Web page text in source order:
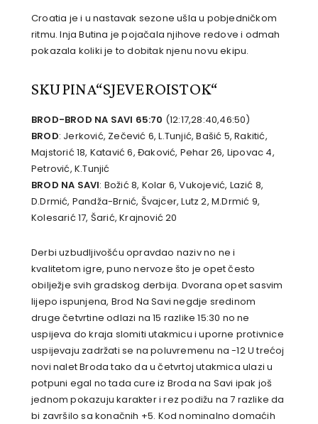
Croatia je i u nastavak sezone ušla u pobjedničkom
ritmu. Inja Butina je pojačala njihove redove i odmah
pokazala koliki je to dobitak njenu novu ekipu.
SKUPINA“SJEVEROISTOK“
BROD-BROD NA SAVI 65:70 (12:17,28:40,46:50)
BROD: Jerković, Zečević 6, L.Tunjić, Bašić 5, Rakitić,
Majstorić 18, Katavić 6, Đaković, Pehar 26, Lipovac 4,
Petrović, K.Tunjić
BROD NA SAVI: Božić 8, Kolar 6, Vukojević, Lazić 8,
D.Drmić, Pandža-Brnić, Švajcer, Lutz 2, M.Drmić 9,
Kolesarić 17, Šarić, Krajnović 20
Derbi uzbudljivošću opravdao naziv no ne i
kvalitetom igre, puno nervoze što je opet često
obilježje svih gradskog derbija. Dvorana opet sasvim
lijepo ispunjena, Brod Na Savi negdje sredinom
druge četvrtine odlazi na 15 razlike 15:30 no ne
uspijeva do kraja slomiti utakmicu i uporne protivnice
uspijevaju zadržati se na poluvremenu na -12 U trećoj
novi nalet Broda tako da u četvrtoj utakmica ulazi u
potpuni egal no tada cure iz Broda na Savi ipak još
jednom pokazuju karakter i rez podižu na 7 razlike da
bi završilo sa konačnih +5. Kod nominalno domaćih